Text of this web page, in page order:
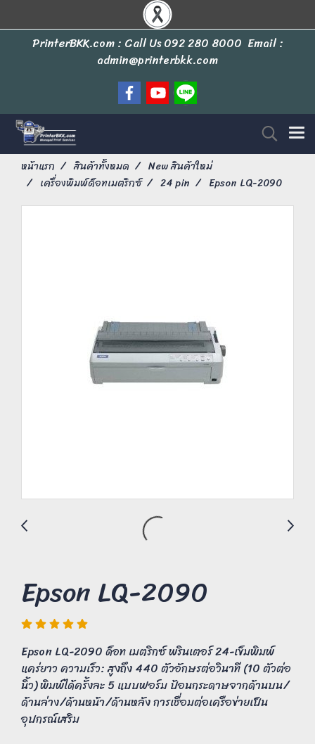
PrinterBKK.com : Call Us092 280 8000 Email :
admin@printerbkk.com
หน้าแรก สินค้าทั้งหมด
New สินค้าใหม่
เครื่องพิมพ์ด็อทเมตริกซ์
24 pin Epson LQ-2090
Epson LQ-2090
Epson LQ-2090 ด็อท เมตริกซ์ พรินเตอร์ 24-เข็มพิมพ์
แคร่ยาว ความเร็ว: สูงถึง 440 ตัวอักษรต่อวินาที (10 ตัวต่อ
นิ้ว) พิมพ์ได้ครั้งละ 5 แบบฟอร์ม ป้อนกระดาษจากด้านบน/
ด้านล่าง/ด้านหน้า/ด้านหลัง การเชื่อมต่อเครือข่ายเป็น
อุปกรณ์เสริม